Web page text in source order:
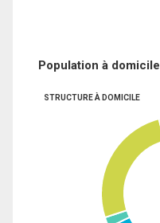
Population à domicile
STRUCTURE À DOMICILE